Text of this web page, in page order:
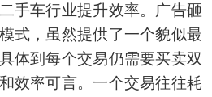
手车行业提升效率。广告砸
式，虽然提供了一个貌似最
体到每个交易仍需要买卖双
效率可言。一个交易往往耗